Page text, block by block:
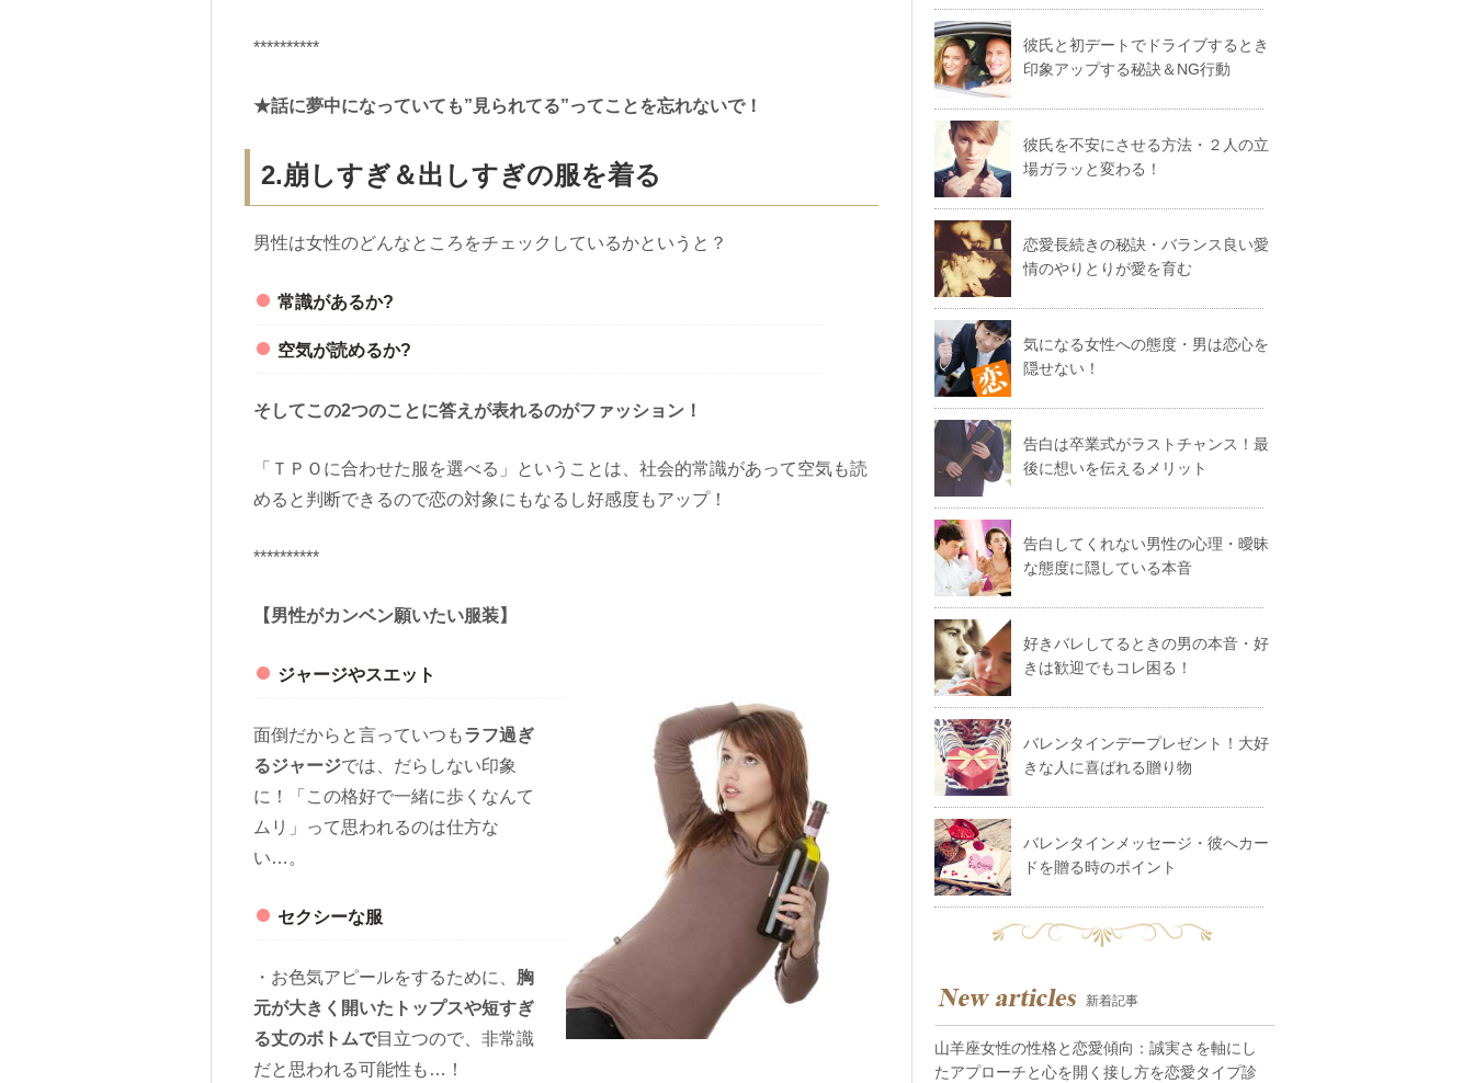
**********
★話に夢中になっていても”見られてる”ってことを忘れないで！
2.崩しすぎ＆出しすぎの服を着る
男性は女性のどんなところをチェックしているかというと？
常識があるか?
空気が読めるか?
そしてこの2つのことに答えが表れるのがファッション！
「ＴＰＯに合わせた服を選べる」ということは、社会的常識があって空気も読
めると判断できるので恋の対象にもなるし好感度もアップ！
**********
【男性がカンベン願いたい服装】
ジャージやスエット
面倒だからと言っていつもラフ過ぎ
るジャージでは、だらしない印象
に！「この格好で一緒に歩くなんて
ムリ」って思われるのは仕方な
い…。
セクシーな服
・お色気アピールをするために、 胸
元が大きく開いたトップスや短すぎ
る丈のボトムで目立つので、非常識
だと思われる可能性も…！
彼氏と初デートでドライブするとき
印象アップする秘訣＆NG行動
彼氏を不安にさせる方法・２人の立
場ガラッと変わる！
恋愛長続きの秘訣・バランス良い愛
情のやりとりが愛を育む
気になる女性への態度・男は恋心を
隠せない！
告白は卒業式がラストチャンス！最
後に想いを伝えるメリット
告白してくれない男性の心理・曖昧
な態度に隠している本音
好きバレしてるときの男の本音・好
きは歓迎でもコレ困る！
バレンタインデープレゼント！大好
きな人に喜ばれる贈り物
バレンタインメッセージ・彼へカー
ドを贈る時のポイント
新着記事
山羊座女性の性格と恋愛傾向：誠実さを軸にし
たアプローチと心を開く接し方を恋愛タイプ診